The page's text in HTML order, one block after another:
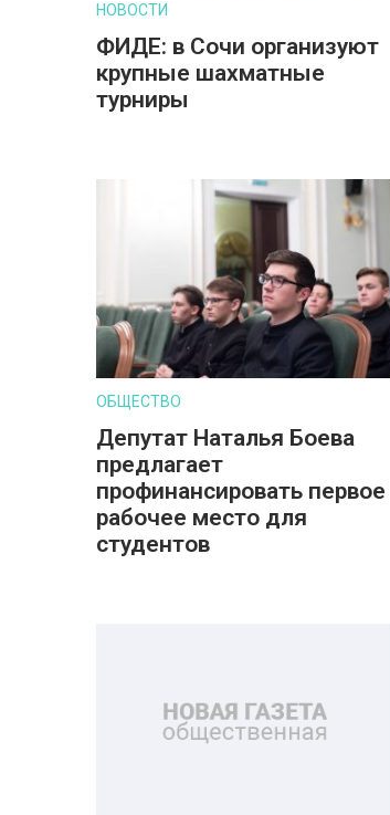
НОВОСТИ
ФИДЕ: в Сочи организуют
крупные шахматные
турниры
ОБЩЕСТВО
Депутат Наталья Боева
предлагает
профинансировать первое
рабочее место для
студентов